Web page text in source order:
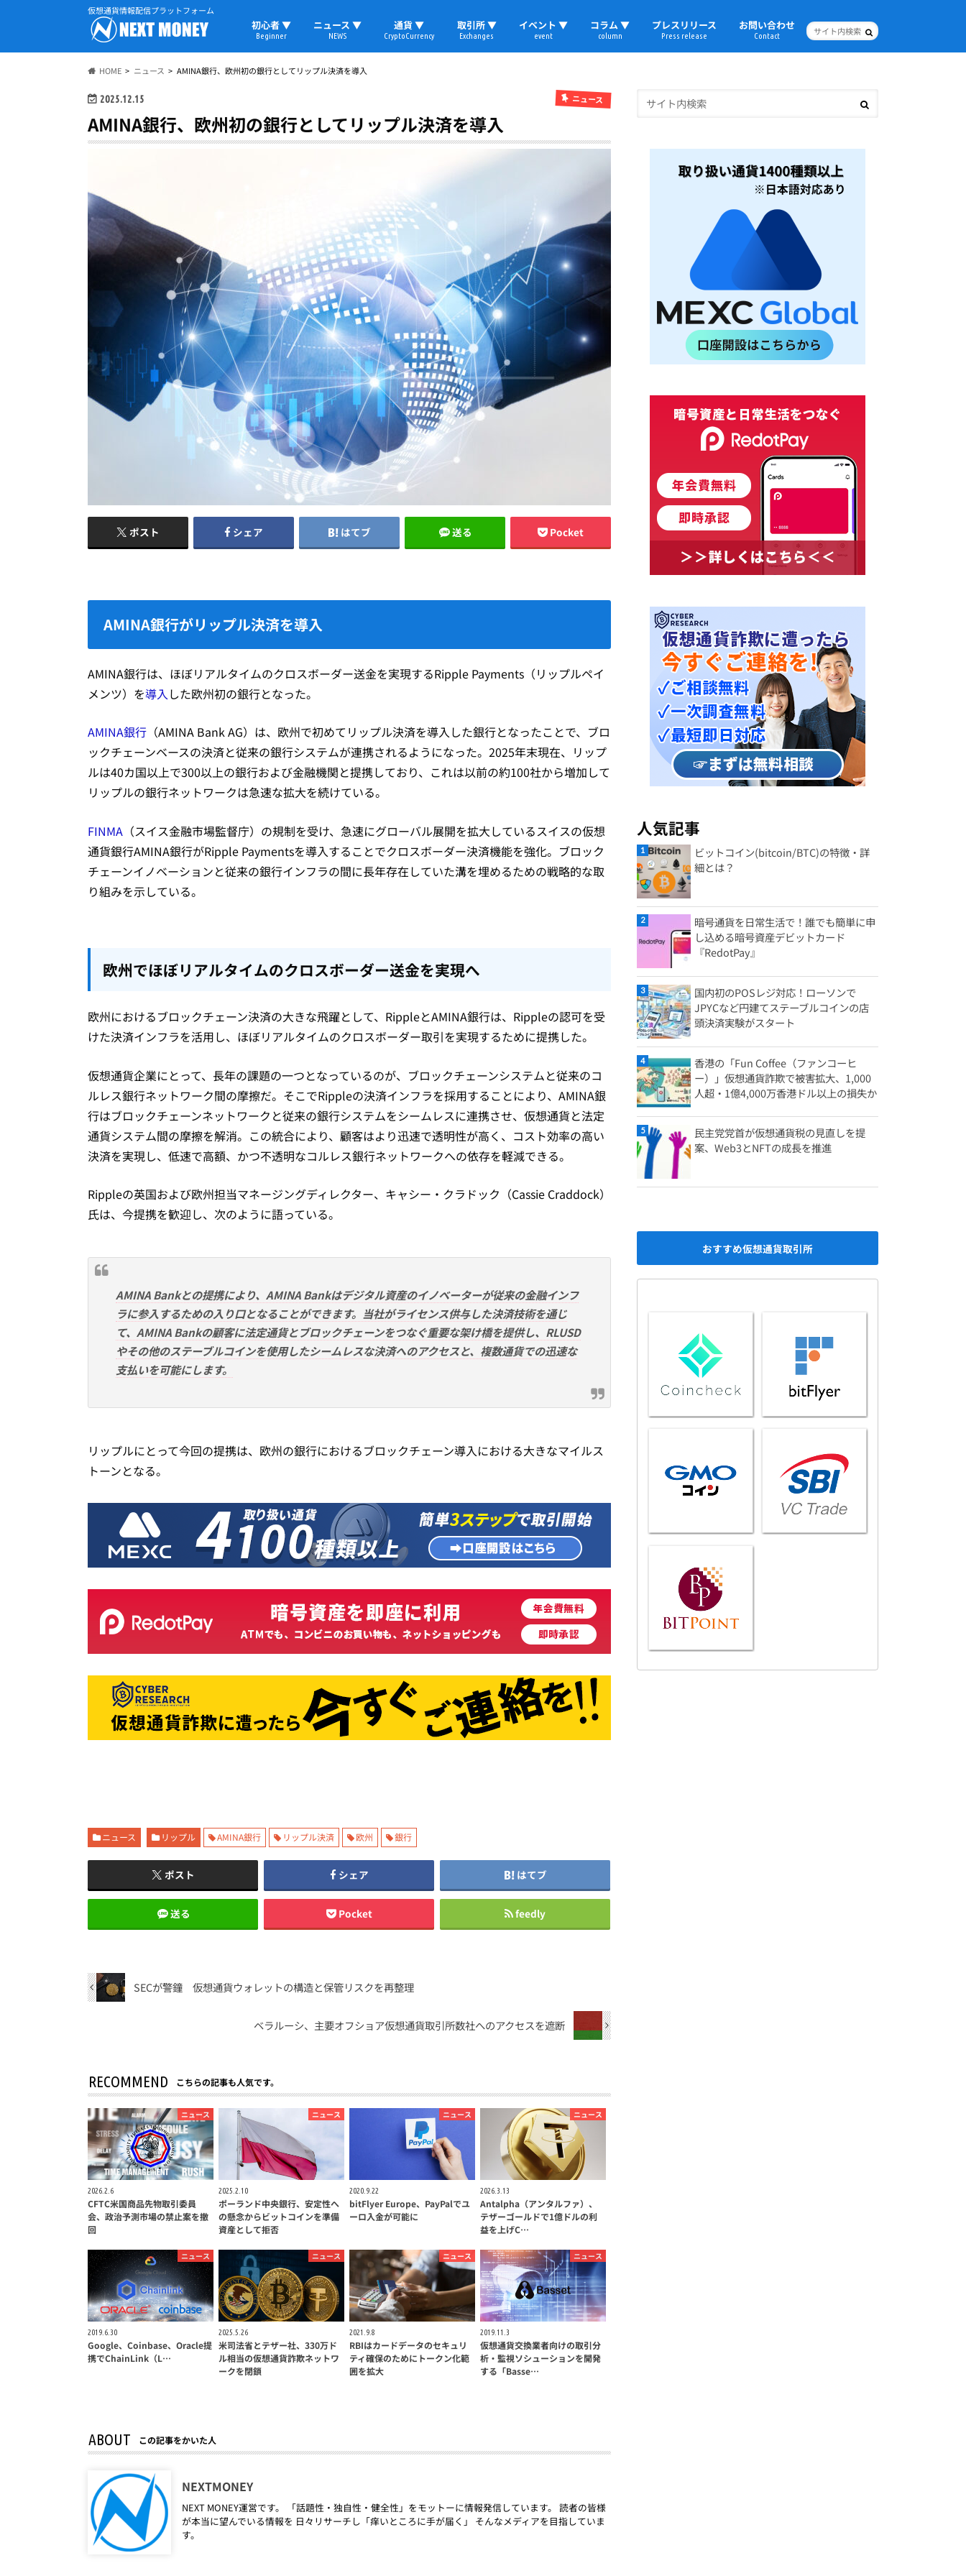
仮想通貨情報配信プラットフォーム
初心者 ▼
Beginner
ニュース ▼
NEWS
通貨 ▼
CryptoCurrency
取引所 ▼
Exchanges
イベント ▼
event
コラム ▼
column
プレスリリース
Press release
お問い合わせ
Contact
HOME ニュース AMINA銀行、欧州初の銀行としてリップル決済を導入
2025.12.15 ニュース
AMINA銀行、欧州初の銀行としてリップル決済を導入
ポスト シェア はてブ 送る Pocket
AMINA銀行がリップル決済を導入
AMINA銀行は、ほぼリアルタイムのクロスボーダー送金を実現するRipple Payments（リップルペイ
メンツ）を導入 した欧州初の銀行となった。
AMINA銀行 （AMINA Bank AG）は、欧州で初めてリップル決済を導入した銀行となったことで、ブロ
ックチェーンベースの決済と従来の銀行システムが連携されるようになった。2025年末現在、リップ
ルは40カ国以上で300以上の銀行および金融機関と提携しており、これは以前の約100社から増加して
リップルの銀行ネットワークは急速な拡大を続けている。
FINMA （スイス金融市場監督庁）の規制を受け、急速にグローバル展開を拡大しているスイスの仮想
通貨銀行AMINA銀行がRipple Paymentsを導入することでクロスボーダー決済機能を強化。ブロック
チェーンイノベーションと従来の銀行インフラの間に長年存在していた溝を埋めるための戦略的な取
り組みを示している。
欧州でほぼリアルタイムのクロスボーダー送金を実現へ
欧州におけるブロックチェーン決済の大きな飛躍として、RippleとAMINA銀行は、Rippleの認可を受
けた決済インフラを活用し、ほぼリアルタイムのクロスボーダー取引を実現するために提携した。
仮想通貨企業にとって、長年の課題の一つとなっているのが、ブロックチェーンシステムと従来のコ
ルレス銀行ネットワーク間の摩擦だ。そこでRippleの決済インフラを採用することにより、AMINA銀
行はブロックチェーンネットワークと従来の銀行システムをシームレスに連携させ、仮想通貨と法定
通貨システム間の摩擦を解消。この統合により、顧客はより迅速で透明性が高く、コスト効率の高い
決済を実現し、低速で高額、かつ不透明なコルレス銀行ネットワークへの依存を軽減できる。
Rippleの英国および欧州担当マネージングディレクター、キャシー・クラドック（Cassie Craddock）
氏は、今提携を歓迎し、次のように語っている。
AMINA Bankとの提携により、AMINA Bankはデジタル資産のイノベーターが従来の金融インフ
ラに参入するための入り口となることができます。当社がライセンス供与した決済技術を通じ
て、AMINA Bankの顧客に法定通貨とブロックチェーンをつなぐ重要な架け橋を提供し、RLUSD
やその他のステーブルコインを使用したシームレスな決済へのアクセスと、複数通貨での迅速な
支払いを可能にします。
リップルにとって今回の提携は、欧州の銀行におけるブロックチェーン導入における大きなマイルス
トーンとなる。
ニュース リップル AMINA銀行 リップル決済 欧州 銀行
ポスト シェア はてブ
送る Pocket feedly
SECが警鐘 仮想通貨ウォレットの構造と保管リスクを再整理
ベラルーシ、主要オフショア仮想通貨取引所数社へのアクセスを遮断
RECOMMEND こちらの記事も人気です。
ニュース
2026.2.6
CFTC米国商品先物取引委員
会、政治予測市場の禁止案を撤
回
ニュース
2025.2.10
ポーランド中央銀行、安定性へ
の懸念からビットコインを準備
資産として拒否
ニュース
2020.9.22
bitFlyer Europe、PayPalでユ
ーロ入金が可能に
ニュース
2026.3.13
Antalpha（アンタルファ）、
テザーゴールドで1億ドルの利
益を上げC…
ニュース
2019.6.30
Google、Coinbase、Oracle提
携でChainLink（L…
ニュース
2025.5.26
米司法省とテザー社、330万ド
ル相当の仮想通貨詐欺ネットワ
ークを閉鎖
ニュース
2021.9.8
RBIはカードデータのセキュリ
ティ確保のためにトークン化範
囲を拡大
ニュース
2019.11.3
仮想通貨交換業者向けの取引分
析・監視ソシューションを開発
する「Basse…
ABOUT この記事をかいた人
NEXTMONEY
NEXT MONEY運営です。 「話題性・独自性・健全性」をモットーに情報発信しています。 読者の皆様
が本当に望んでいる情報を 日々リサーチし「痒いところに手が届く」 そんなメディアを目指していま
す。
人気記事
ビットコイン(bitcoin/BTC)の特徴・詳
細とは？
暗号通貨を日常生活で！誰でも簡単に申
し込める暗号資産デビットカード
『RedotPay』
国内初のPOSレジ対応！ローソンで
JPYCなど円建てステーブルコインの店
頭決済実験がスタート
香港の「Fun Coffee（ファンコーヒ
ー）」仮想通貨詐欺で被害拡大、1,000
人超・1億4,000万香港ドル以上の損失か
民主党党首が仮想通貨税の見直しを提
案、Web3とNFTの成長を推進
おすすめ仮想通貨取引所